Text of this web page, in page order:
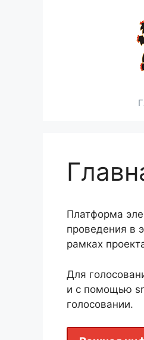
Платформа
проведения в
рамках
Для
и с помощью
голосовании.